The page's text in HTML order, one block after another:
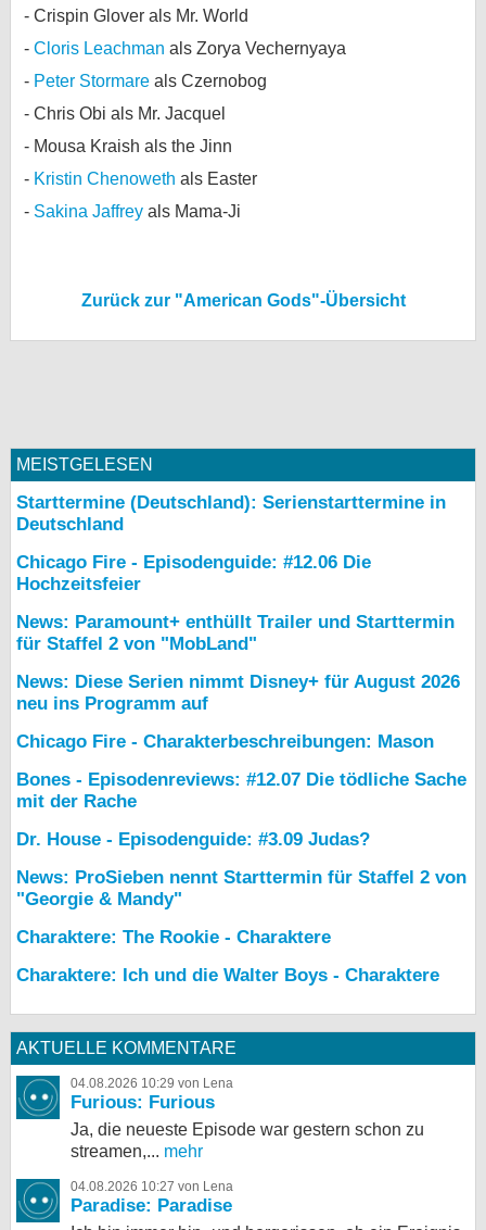
Crispin Glover als Mr. World
Cloris Leachman als Zorya Vechernyaya
Peter Stormare als Czernobog
Chris Obi als Mr. Jacquel
Mousa Kraish als the Jinn
Kristin Chenoweth als Easter
Sakina Jaffrey als Mama-Ji
Zurück zur "American Gods"-Übersicht
MEISTGELESEN
Starttermine (Deutschland): Serienstarttermine in
Deutschland
Chicago Fire - Episodenguide: #12.06 Die
Hochzeitsfeier
News: Paramount+ enthüllt Trailer und Starttermin
für Staffel 2 von "MobLand"
News: Diese Serien nimmt Disney+ für August 2026
neu ins Programm auf
Chicago Fire - Charakterbeschreibungen: Mason
Bones - Episodenreviews: #12.07 Die tödliche Sache
mit der Rache
Dr. House - Episodenguide: #3.09 Judas?
News: ProSieben nennt Starttermin für Staffel 2 von
"Georgie & Mandy"
Charaktere: The Rookie - Charaktere
Charaktere: Ich und die Walter Boys - Charaktere
AKTUELLE KOMMENTARE
04.08.2026 10:29 von Lena
Furious: Furious
Ja, die neueste Episode war gestern schon zu
streamen,... mehr
04.08.2026 10:27 von Lena
Paradise: Paradise
Datenschutz
Cookie-Einstellungen
Impressum
Desktop-Ansicht
myFanbase